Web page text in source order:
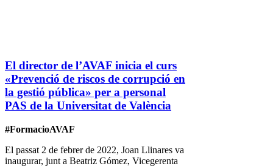
El director de l’AVAF inicia el curs
«Prevenció de riscos de corrupció en
la gestió pública» per a personal
PAS de la Universitat de València
#FormacioAVAF
El passat 2 de febrer de 2022, Joan Llinares va
inaugurar, junt a Beatriz Gómez, Vicegerenta